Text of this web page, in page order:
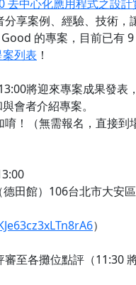
去中心化應用程式之設計
分享案例、經驗、技術，
的專案，目前已有
列表 ！
將迎來專案成果發表
會者介紹專案。
！（無需報名，直接到
田館）106台北市大安
）
審至各攤位點評（11:30